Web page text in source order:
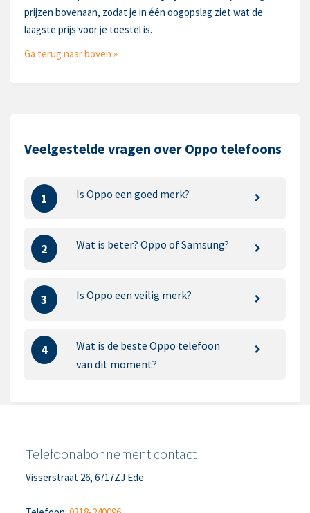
prijzen bovenaan, zodat je in één oogopslag ziet wat de
laagste prijs voor je toestel is.
Ga terug naar boven »
Veelgestelde vragen over Oppo telefoons
1 Is Oppo een goed merk?
2 Wat is beter? Oppo of Samsung?
3 Is Oppo een veilig merk?
4
Wat is de beste Oppo telefoon
van dit moment?
Telefoonabonnement contact
Visserstraat 26, 6717ZJ Ede